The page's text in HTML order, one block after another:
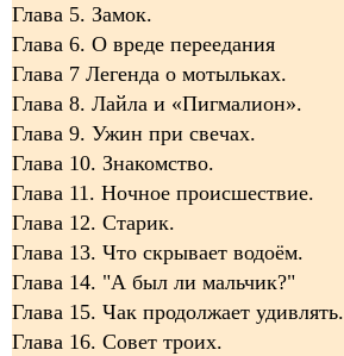
Глава 5. Замок.
Глава 6. О вреде переедания
Глава 7 Легенда о мотыльках.
Глава 8. Лайла и «Пигмалион».
Глава 9. Ужин при свечах.
Глава 10. Знакомство.
Глава 11. Ночное происшествие.
Глава 12. Старик.
Глава 13. Что скрывает водоём.
Глава 14. "А был ли мальчик?"
Глава 15. Чак продолжает удивлять.
Глава 16. Совет троих.